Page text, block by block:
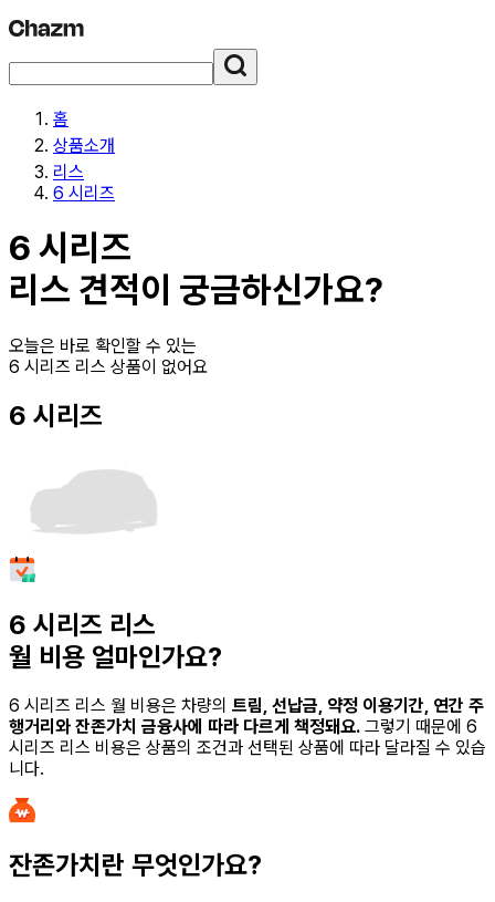
홈
상품소개
리스
6 시리즈
6 시리즈
리스 견적이 궁금하신가요?
오늘은 바로 확인할 수 있는
6 시리즈 리스 상품이 없어요
6 시리즈
6 시리즈 리스
월 비용 얼마인가요?
6 시리즈 리스 월 비용은 차량의 트림, 선납금, 약정 이용기간, 연간 주
행거리와 잔존가치 금융사에 따라 다르게 책정돼요. 그렇기 때문에 6
시리즈 리스 비용은 상품의 조건과 선택된 상품에 따라 달라질 수 있습
니다.
잔존가치란 무엇인가요?